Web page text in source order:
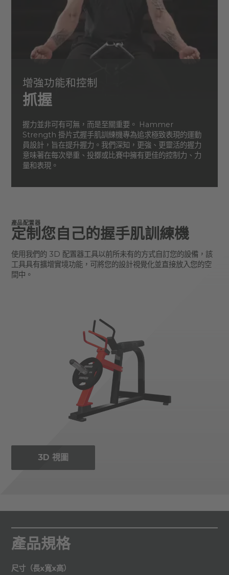
增強功能和控制
抓握
握力並非可有可無，而是至關重要。 Hammer
Strength 掛片式握手肌訓練機專為追求極致表現的運動
員設計，旨在提升握力。我們深知，更強、更靈活的握力
意味著在每次舉重、投擲或比賽中擁有更佳的控制力、力
量和表現。
產品配置器
定制您自己的握手肌訓練機
使用我們的 3D 配置器工具以前所未有的方式自訂您的設備，該
工具具有擴增實境功能，可將您的設計視覺化並直接放入您的空
間中。
3D 視圖
產品規格
尺寸（長x寬x高）